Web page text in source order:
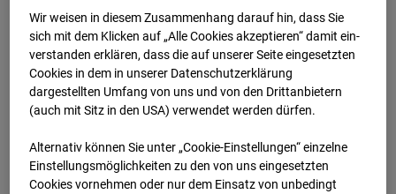
2026
01 12 06:30
BC-104 - BV-Arne
Jacobsen Haus
Überseering 12, 22297 Hamburg
Zur Übersicht
Wir weisen in diesem Zusammenhang darauf hin, dass Sie
sich mit dem Klicken auf „Alle Cookies akzeptieren“ damit ein­
ver­standen erklären, dass die auf unserer Seite eingesetzten
Cookies in dem in unserer Datenschutzerklärung
dargestellten Umfang von uns und von den Drittanbietern
(auch mit Sitz in den USA) verwendet werden dürfen.
Alternativ können Sie unter „Cookie-Einstellungen“ einzelne
Einstellungsmöglichkeiten zu den von uns eingesetzten
Cookies vornehmen oder nur dem Einsatz von unbedingt